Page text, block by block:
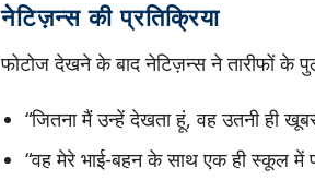
नेटिज़न्स की प्रतिक्रिया
फोटोज देखने के बाद नेटिज़न्स ने तारीफों के
“जितना मैं उन्हें देखता हूं, वह उतनी ही
“वह मेरे भाई-बहन के साथ एक ही स्कूल में